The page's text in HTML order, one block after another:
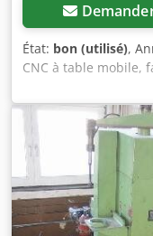
État: bon (utilisé),
CNC à table mobile,
1250, année de
Commande
Déplacements : X 1
d’usinage : 360 mm
Machine équipée
plus de détails, voir
Machine en bon état.